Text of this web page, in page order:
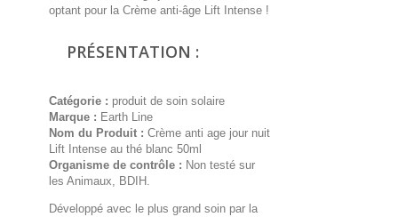
optant pour la Crème anti-âge Lift Intense !
PRÉSENTATION :
Catégorie : produit de soin solaire
Marque : Earth Line
Nom du Produit : Crème anti age jour nuit
Lift Intense au thé blanc 50ml
Organisme de contrôle : Non testé sur
les Animaux, BDIH.
Développé avec le plus grand soin par la